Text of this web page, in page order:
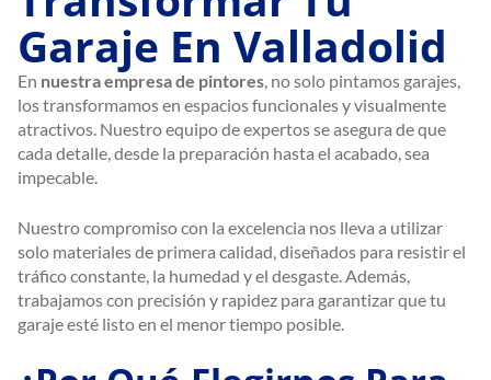
Garaje En Valladolid
En nuestra empresa de pintores, no solo pintamos garajes,
los transformamos en espacios funcionales y visualmente
atractivos. Nuestro equipo de expertos se asegura de que
cada detalle, desde la preparación hasta el acabado, sea
impecable.
Nuestro compromiso con la excelencia nos lleva a utilizar
solo materiales de primera calidad, diseñados para resistir el
tráfico constante, la humedad y el desgaste. Además,
trabajamos con precisión y rapidez para garantizar que tu
garaje esté listo en el menor tiempo posible.